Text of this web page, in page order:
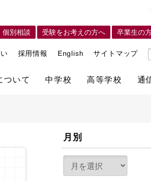
個別相談 受験をお考えの方へ 卒業生の
採用情報 English サイトマップ
ついて 中学校 高等学校 通
月別